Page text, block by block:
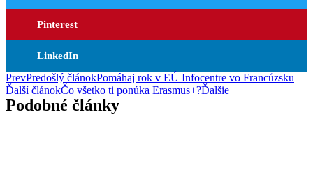
Pinterest
LinkedIn
PrevPredošlý článokPomáhaj rok v EÚ Infocentre vo Francúzsku
Ďalší článokČo všetko ti ponúka Erasmus+?Ďalšie
Podobné články